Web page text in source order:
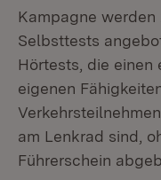
Kampagne
Selbsttests
Hörtests, die einen
eigenen
am Lenkrad sind,
Führerschein